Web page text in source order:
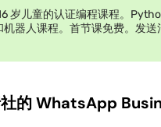
岁儿童的认证编程课程。
器人课程。首节课免费。发送
的 WhatsApp